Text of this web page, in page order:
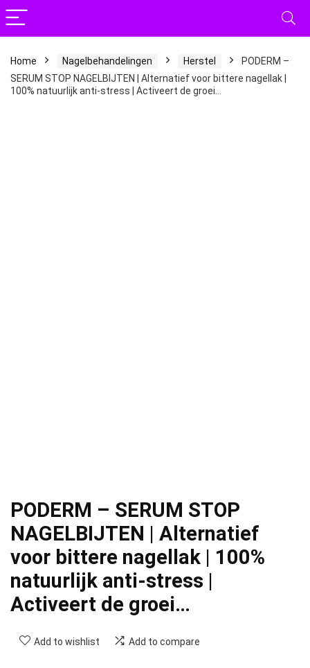
Home Nagelbehandelingen Herstel
PODERM –
SERUM STOP NAGELBIJTEN | Alternatief voor bittere nagellak |
100% natuurlijk anti-stress | Activeert de groei…
PODERM – SERUM STOP
NAGELBIJTEN | Alternatief
voor bittere nagellak | 100%
natuurlijk anti-stress |
Activeert de groei…
Add to wishlist Add to compare